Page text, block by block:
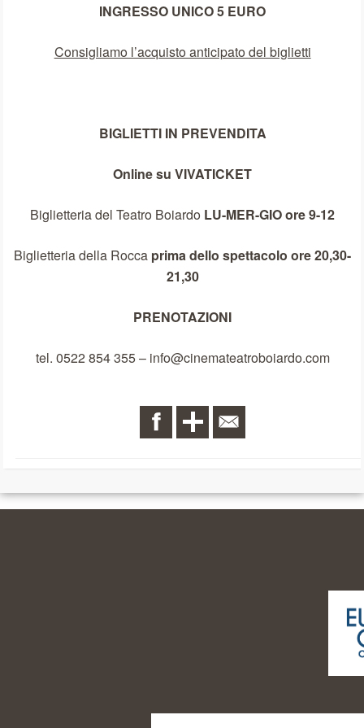
INGRESSO UNICO 5 EURO
Consigliamo l’acquisto anticipato del biglietti
BIGLIETTI IN PREVENDITA
Online su VIVATICKET
Biglietteria del Teatro Boiardo LU-MER-GIO ore 9-12
Biglietteria della Rocca prima dello spettacolo ore 20,30-
21,30
PRENOTAZIONI
tel. 0522 854 355 – info@cinemateatroboiardo.com